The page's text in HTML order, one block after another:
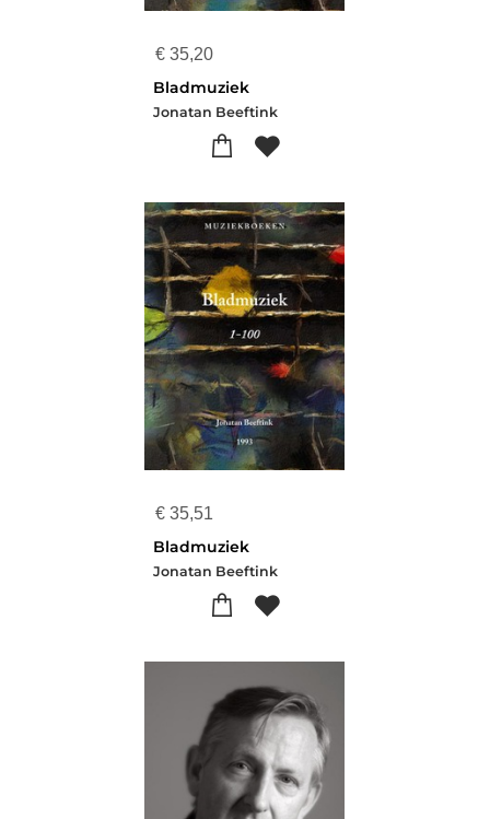
€ 35,20
Bladmuziek
Jonatan Beeftink
€ 35,51
Bladmuziek
Jonatan Beeftink